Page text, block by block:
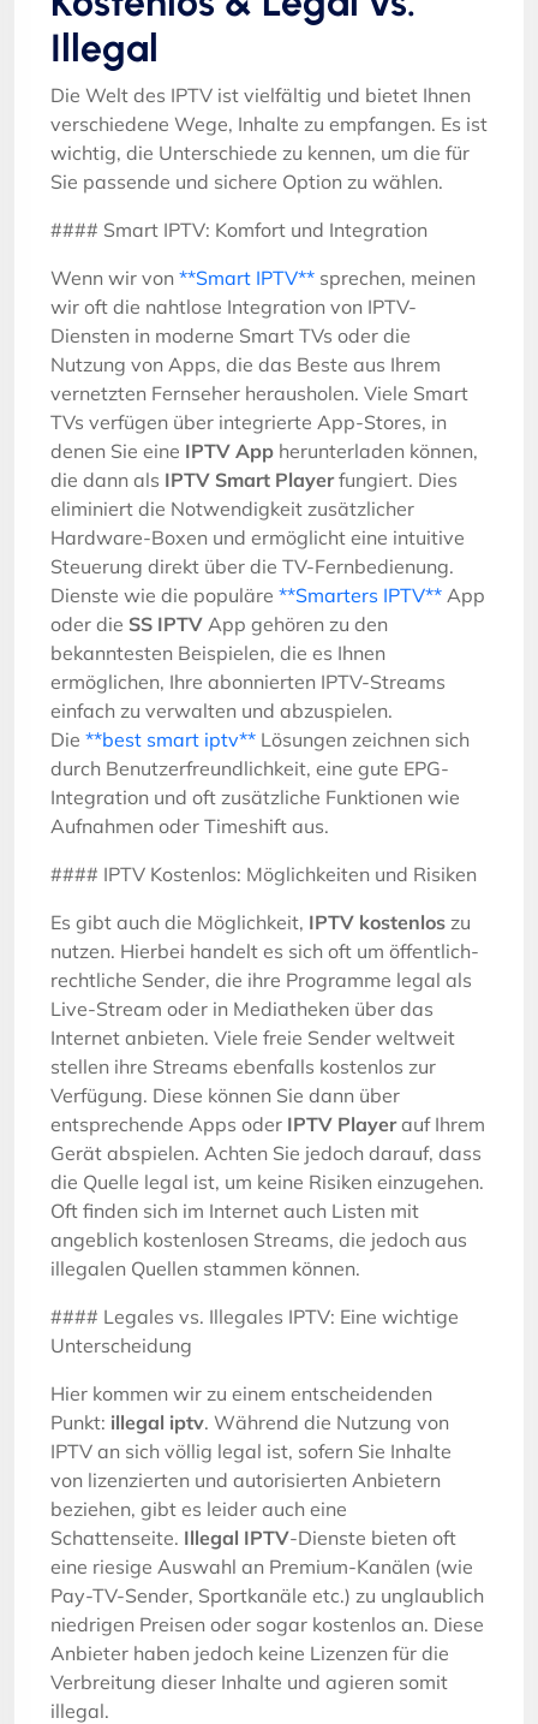
Illegal
Die Welt des IPTV ist vielfältig und bietet Ihnen
verschiedene Wege, Inhalte zu empfangen. Es ist
wichtig, die Unterschiede zu kennen, um die für
Sie passende und sichere Option zu wählen.
#### Smart IPTV: Komfort und Integration
Wenn wir von **Smart IPTV** sprechen, meinen
wir oft die nahtlose Integration von IPTV-
Diensten in moderne Smart TVs oder die
Nutzung von Apps, die das Beste aus Ihrem
vernetzten Fernseher herausholen. Viele Smart
TVs verfügen über integrierte App-Stores, in
denen Sie eine IPTV App herunterladen können,
die dann als IPTV Smart Playerfungiert. Dies
eliminiert die Notwendigkeit zusätzlicher
Hardware-Boxen und ermöglicht eine intuitive
Steuerung direkt über die TV-Fernbedienung.
Dienste wie die populäre **Smarters IPTV** App
oder die SS IPTV App gehören zu den
bekanntesten Beispielen, die es Ihnen
ermöglichen, Ihre abonnierten IPTV-Streams
einfach zu verwalten und abzuspielen.
Die **best smart iptv** Lösungen zeichnen sich
durch Benutzerfreundlichkeit, eine gute EPG-
Integration und oft zusätzliche Funktionen wie
Aufnahmen oder Timeshift aus.
#### IPTV Kostenlos: Möglichkeiten und Risiken
Es gibt auch die Möglichkeit, IPTV kostenlos zu
nutzen. Hierbei handelt es sich oft um öffentlich-
rechtliche Sender, die ihre Programme legal als
Live-Stream oder in Mediatheken über das
Internet anbieten. Viele freie Sender weltweit
stellen ihre Streams ebenfalls kostenlos zur
Verfügung. Diese können Sie dann über
entsprechende Apps oder IPTV Playerauf Ihrem
Gerät abspielen. Achten Sie jedoch darauf, dass
die Quelle legal ist, um keine Risiken einzugehen.
Oft finden sich im Internet auch Listen mit
angeblich kostenlosen Streams, die jedoch aus
illegalen Quellen stammen können.
#### Legales vs. Illegales IPTV: Eine wichtige
Unterscheidung
Hier kommen wir zu einem entscheidenden
Punkt: illegal iptv. Während die Nutzung von
IPTV an sich völlig legal ist, sofern Sie Inhalte
von lizenzierten und autorisierten Anbietern
beziehen, gibt es leider auch eine
Schattenseite. Illegal IPTV-Dienste bieten oft
eine riesige Auswahl an Premium-Kanälen (wie
Pay-TV-Sender, Sportkanäle etc.) zu unglaublich
niedrigen Preisen oder sogar kostenlos an. Diese
Anbieter haben jedoch keine Lizenzen für die
Verbreitung dieser Inhalte und agieren somit
illegal.